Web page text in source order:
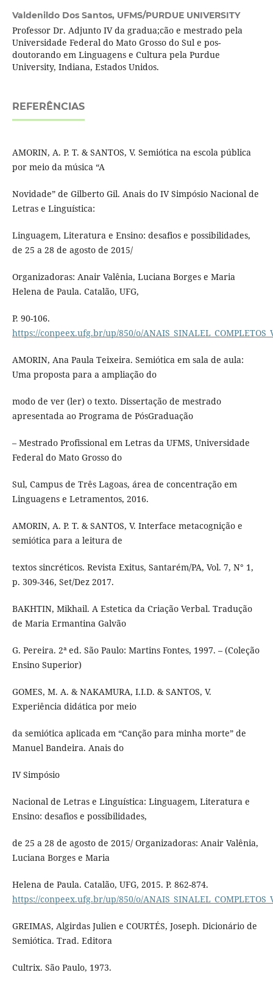
Valdenildo Dos Santos, UFMS/PURDUE UNIVERSITY
Professor Dr. Adjunto IV da gradua;cão e mestrado pela
Universidade Federal do Mato Grosso do Sul e pos-
doutorando em Linguagens e Cultura pela Purdue
University, Indiana, Estados Unidos.
REFERÊNCIAS
AMORIN, A. P. T. & SANTOS, V. Semiótica na escola pública
por meio da música “A
Novidade” de Gilberto Gil. Anais do IV Simpósio Nacional de
Letras e Linguística:
Linguagem, Literatura e Ensino: desafios e possibilidades,
de 25 a 28 de agosto de 2015/
Organizadoras: Anair Valênia, Luciana Borges e Maria
Helena de Paula. Catalão, UFG,
P. 90-106.
https://conpeex.ufg.br/up/850/o/
AMORIN, Ana Paula Teixeira. Semiótica em sala de aula:
Uma proposta para a ampliação do
modo de ver (ler) o texto. Dissertação de mestrado
apresentada ao Programa de PósGraduação
– Mestrado Profissional em Letras da UFMS, Universidade
Federal do Mato Grosso do
Sul, Campus de Três Lagoas, área de concentração em
Linguagens e Letramentos, 2016.
AMORIN, A. P. T. & SANTOS, V. Interface metacognição e
semiótica para a leitura de
textos sincréticos. Revista Exitus, Santarém/PA, Vol. 7, N° 1,
p. 309-346, Set/Dez 2017.
BAKHTIN, Mikhail. A Estetica da Criação Verbal. Tradução
de Maria Ermantina Galvão
G. Pereira. 2ª ed. São Paulo: Martins Fontes, 1997. – (Coleção
Ensino Superior)
GOMES, M. A. & NAKAMURA, I.I.D. & SANTOS, V.
Experiência didática por meio
da semiótica aplicada em “Canção para minha morte” de
Manuel Bandeira. Anais do
IV Simpósio
Nacional de Letras e Linguística: Linguagem, Literatura e
Ensino: desafios e possibilidades,
de 25 a 28 de agosto de 2015/ Organizadoras: Anair Valênia,
Luciana Borges e Maria
Helena de Paula. Catalão, UFG, 2015. P. 862-874.
https://conpeex.ufg.br/up/850/o/
GREIMAS, Algirdas Julien e COURTÉS, Joseph. Dicionário de
Semiótica. Trad. Editora
Cultrix. São Paulo, 1973.